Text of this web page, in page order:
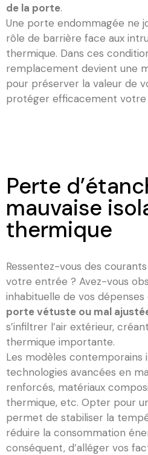
de la porte.
Une porte endommagée ne
rôle de barrière face aux
thermique. Dans ces
remplacement devient une
pour préserver la valeur de
protéger efficacement votre
Perte
mauvaise
thermique
Ressentez-vous des
votre entrée ? Avez-vous
inhabituelle de vos dépenses
porte vétuste ou mal
s’infiltrer l’air extérieur,
thermique importante.
Les modèles contemporains
technologies avancées en
renforcés, matériaux
thermique, etc. Opter pour
permet de stabiliser la
réduire la consommation
conséquent, d’alléger vos